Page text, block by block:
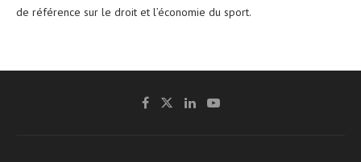
de référence sur le droit et l’économie du sport.